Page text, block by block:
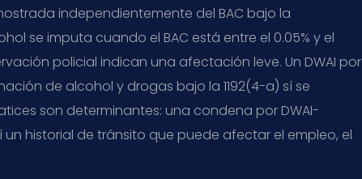
independientemente del BAC bajo la
se imputa cuando el BAC está entre el 0.05% y el
policial indican una afectación leve. Un DWAI por
de alcohol y drogas bajo la 1192(4-a) sí se
son determinantes: una condena por DWAI-
historial de tránsito que puede afectar el empleo, el